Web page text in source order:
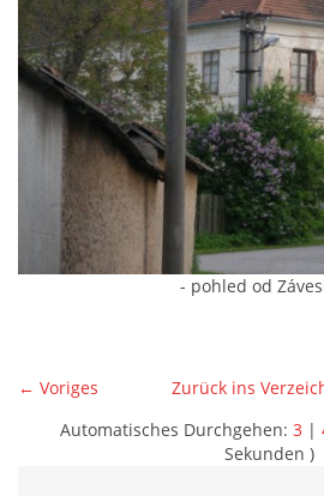
© 2026 eStránky.cz |WebSlice |
Nach oben ↑
- pohled od
← Voriges
Zurück ins
Automatisches Durchgehen: 3 |
Sekunden )